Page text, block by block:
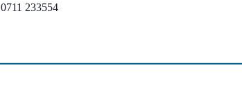
0711 233554